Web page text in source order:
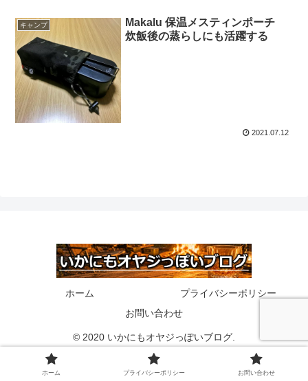
キャンプ
Makalu 保温メスティンポーチ
炊飯後の蒸らしにも活躍する
2021.07.12
ホーム
プライバシーポリシー
お問い合わせ
© 2020 いかにもオヤジっぽいブログ.
ホーム プライバシーポリシー お問い合わせ